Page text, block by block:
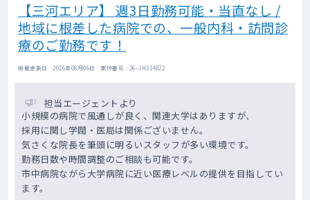
【三河エリア】 週3日勤務可能・当直なし /
地域に根差した病院での、一般内科・訪問診
療のご勤務です！
掲載更新日 : 2026年08月06日 案件番号 : 26-JH314822
担当エージェントより
小規模の病院で風通しが良く、関連大学はありますが、
採用に関し学閥・医局は関係ございません。
気さくな院長を筆頭に明るいスタッフが多い環境です。
勤務日数や時間調整のご相談も可能です。
市中病院ながら大学病院に近い医療レベルの提供を目指してい
ます。